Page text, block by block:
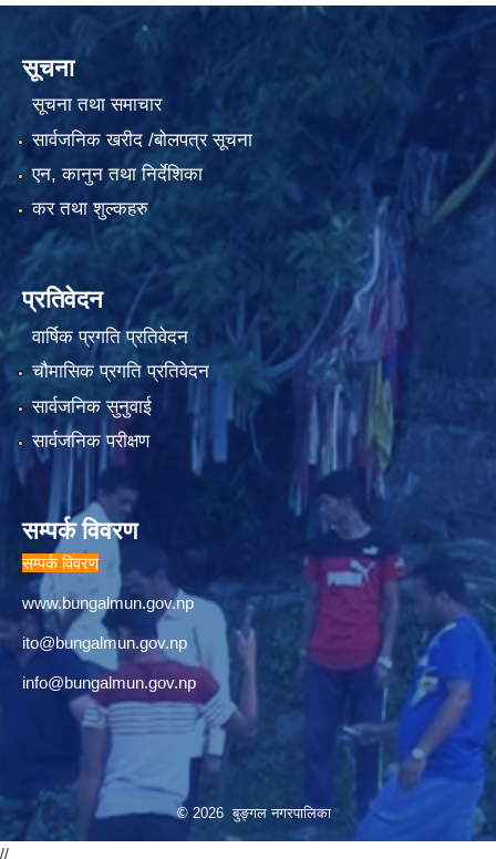
सूचना
सूचना तथा समाचार
सार्वजनिक खरीद /बोलपत्र सूचना
एन, कानुन तथा निर्देशिका
कर तथा शुल्कहरु
प्रतिवेदन
वार्षिक प्रगति प्रतिवेदन
चौमासिक प्रगति प्रतिवेदन
सार्वजनिक सुनुवाई
सार्वजनिक परीक्षण
सम्पर्क विवरण
सम्पर्क विवरण
www.bungalmun.gov.np
ito@bungalmun.gov.np
info@bungalmun.gov.np
© 2026 बुङ्गल नगरपालिका
//